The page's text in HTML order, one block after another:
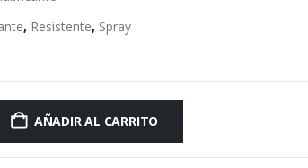
, Resistente, Spray
AÑADIR AL CARRITO